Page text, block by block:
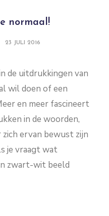
normaal!
23 JULI 2016
de uitdrukkingen van
wil doen of een
en meer fascineert
in de woorden,
zich ervan bewust zijn
je vraagt wat
zwart-wit beeld